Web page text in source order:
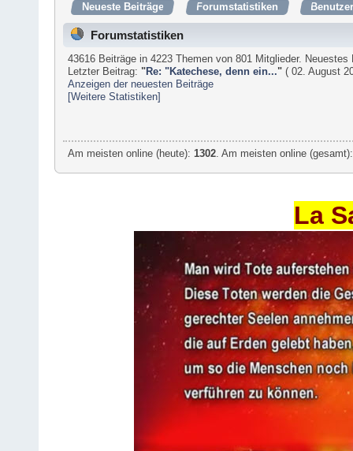
Neueste Beiträge Forumstatistiken
Forumstatistiken
43616 Beiträge in 4223 Themen von 801 Mitglieder.
Letzter Beitrag: "Re: "Katechese, denn ein..." ( 02. August
Anzeigen der neuesten Beiträge
[Weitere Statistiken]
Am meisten online (heute): 1302 . Am meisten online
La